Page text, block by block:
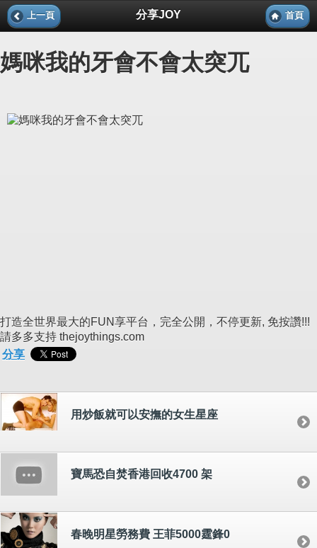
上一頁 分享JOY 首頁
媽咪我的牙會不會太突兀
打造全世界最大的FUN享平台，完全公開，不停更新, 免按讚!!!
請多多支持 thejoythings.com
分享
用炒飯就可以安撫的女生星座
寶馬恐自焚香港回收4700 架
春晚明星勞務費 王菲5000霆鋒0